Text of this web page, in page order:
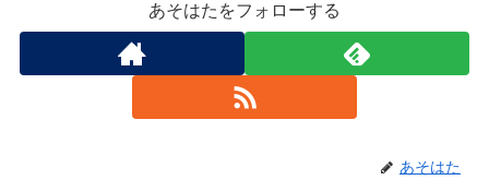
あそはたをフォローする
あそはた